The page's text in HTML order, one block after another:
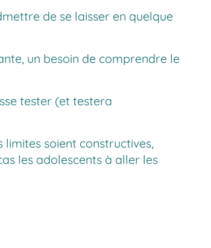
de se laisser en quelque
un besoin de comprendre le
tester (et testera
soient constructives,
les adolescents à aller les